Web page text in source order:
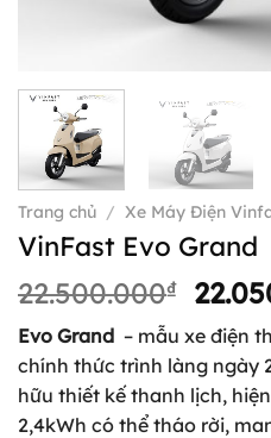
Trang chủ / Xe Máy Điện
VinFast Evo Grand
22.500.000₫
Giá
gốc
là:
Evo Grand – mẫu xe điện
chính thức trình làng ngày
hữu thiết kế thanh lịch,
2,4kWh có thể tháo rời,